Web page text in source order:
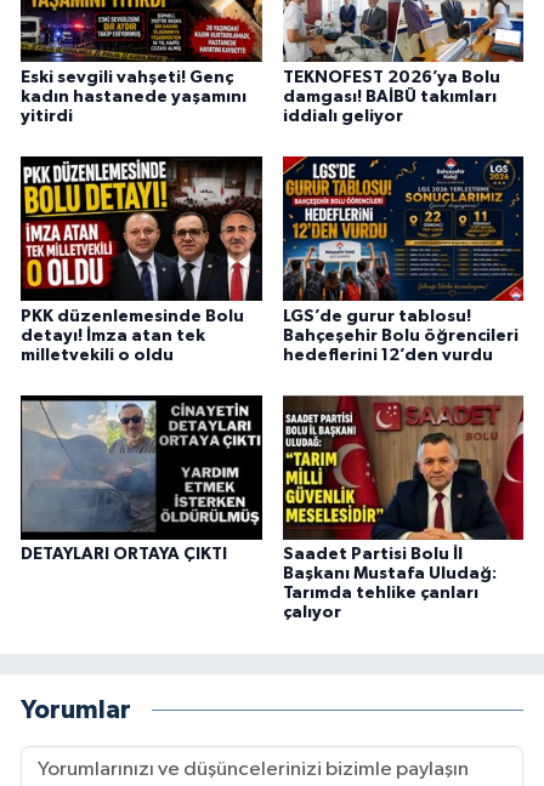
Eski sevgili vahşeti! Genç
kadın hastanede yaşamını
yitirdi
TEKNOFEST 2026’ya Bolu
damgası! BAİBÜ takımları
iddialı geliyor
PKK düzenlemesinde Bolu
detayı! İmza atan tek
milletvekili o oldu
LGS’de gurur tablosu!
Bahçeşehir Bolu öğrencileri
hedeflerini 12’den vurdu
DETAYLARI ORTAYA ÇIKTI
Saadet Partisi Bolu İl
Başkanı Mustafa Uludağ:
Tarımda tehlike çanları
çalıyor
Yorumlar